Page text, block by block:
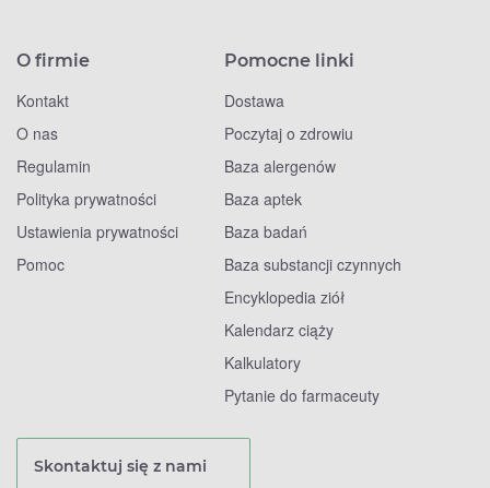
O firmie
Kontakt
O nas
Regulamin
Polityka prywatności
Ustawienia prywatności
Pomoc
Pomocne linki
Dostawa
Poczytaj o zdrowiu
Baza alergenów
Baza aptek
Baza badań
Baza substancji czynnych
Encyklopedia ziół
Kalendarz ciąży
Kalkulatory
Pytanie do farmaceuty
Skontaktuj się z nami